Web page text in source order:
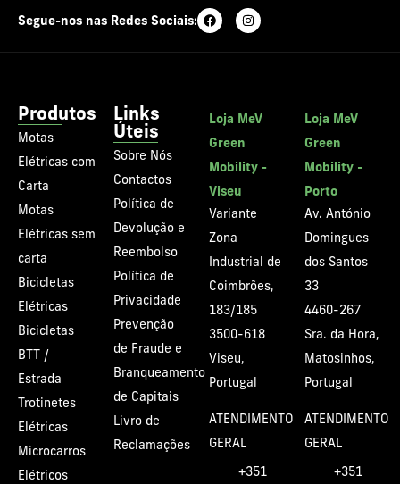
Segue-nos nas Redes Sociais:
Produtos
Motas
Elétricas com
Carta
Motas
Elétricas sem
carta
Bicicletas
Elétricas
Bicicletas
BTT /
Estrada
Trotinetes
Elétricas
Microcarros
Elétricos
Links
Úteis
Sobre Nós
Contactos
Política de
Devolução e
Reembolso
Política de
Privacidade
Prevenção
de Fraude e
Branqueamento
de Capitais
Livro de
Reclamações
Loja MeV
Green
Mobility -
Viseu
Variante
Zona
Industrial de
Coimbrões,
183/185
3500-618
Viseu,
Portugal
ATENDIMENTO
GERAL
+351
Loja MeV
Green
Mobility -
Porto
Av. António
Domingues
dos Santos
33
4460-267
Sra. da Hora,
Matosinhos,
Portugal
ATENDIMENTO
GERAL
+351